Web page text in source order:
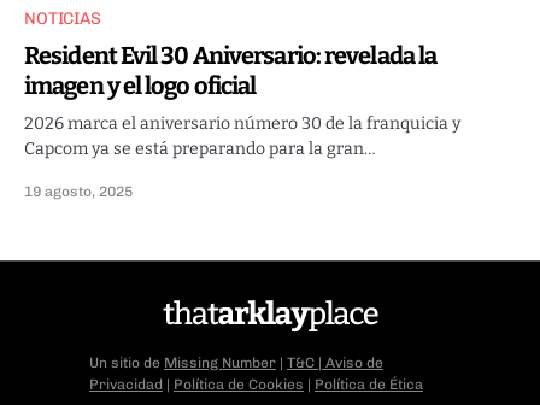
NOTICIAS
Resident Evil 30 Aniversario: revelada la
imagen y el logo oficial
2026 marca el aniversario número 30 de la franquicia y
Capcom ya se está preparando para la gran…
19 agosto, 2025
Un sitio de Missing Number | T&C | Aviso de
Privacidad | Política de Cookies | Política de Ética